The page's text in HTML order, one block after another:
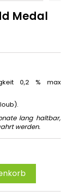
Medal
0,2 % max
lang haltbar,
werden.